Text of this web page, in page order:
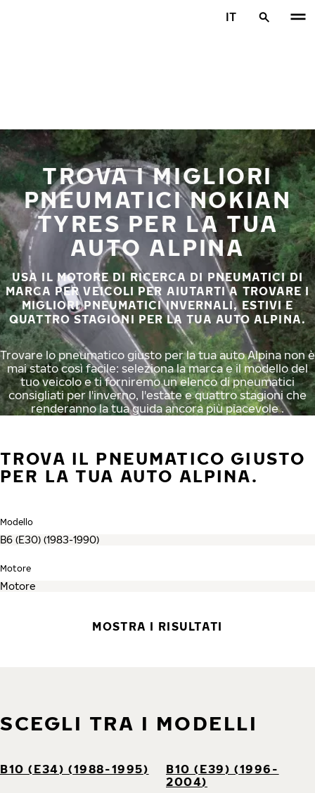
IT
TROVA I MIGLIORI
PNEUMATICI NOKIAN
TYRES PER LA TUA
AUTO ALPINA
USA IL MOTORE DI RICERCA DI PNEUMATICI DI
MARCA PER VEICOLI PER AIUTARTI A TROVARE I
MIGLIORI PNEUMATICI INVERNALI, ESTIVI E
QUATTRO STAGIONI PER LA TUA AUTO ALPINA.
Trovare lo pneumatico giusto per la tua auto Alpina non è
mai stato così facile: seleziona la marca e il modello del
tuo veicolo e ti forniremo un elenco di pneumatici
consigliati per l'inverno, l'estate e quattro stagioni che
renderanno la tua guida ancora più piacevole .
TROVA IL PNEUMATICO GIUSTO
PER LA TUA AUTO ALPINA.
Modello
Motore
MOSTRA I RISULTATI
SCEGLI TRA I MODELLI
B10 (E34) (1988-1995)
B10 (E39) (1996-
2004)